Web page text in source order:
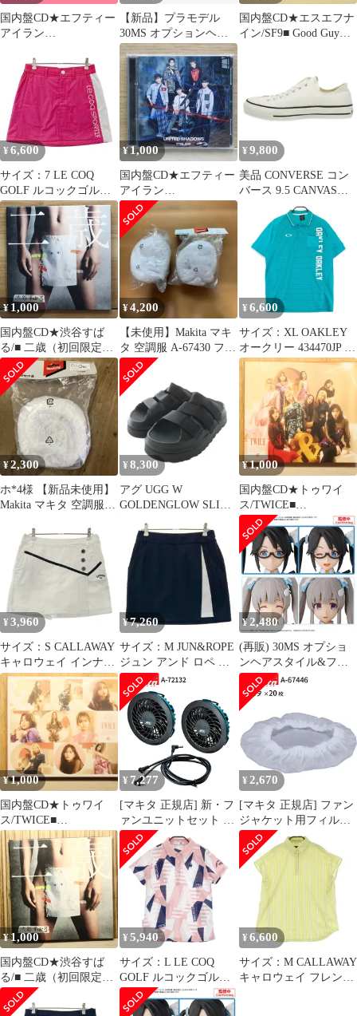
国内盤CD★エフティー
アイラン
UNITED SHADOWS(初
回限定盤B)
【WPZL31276/49436742
57430】J22857
【新品】プラモデル
30MS オプションヘア
スタイル＆フェイスパ
ーツセット(三峰結華/
幽谷霧子) 「アイドル
マスター シャイニーカ
ラーズ」 30 MINUTES
SISTERS [5067430]
国内盤CD★エスエフナ
イン/SF9■ Good Guy
09474】T51391
¥ 6,600
サイズ：7 LE COQ
GOLF ルコックゴルフ
中綿スカート ロゴプリ
ント ピンク系
[240101674306] ゴルフ
ウェア レディース スト
スト
¥1,000
国内盤CD★エフティー
アイラン
ド/FTISLAND■
UNITED SHADOWS(初
回限定盤B)
【WPZL31276/49436742
57430】L02476
¥ 9,800
美品 CONVERSE コン
バース 9.5 CANVAS
ALL STAR J OX
32167430 キャンバス オ
ールスター オックスフ
ォード 28cm 日本製
WHITE 18002331
¥ 1,000
国内盤CD★渋谷すば
る/■ 二歳（初回限定
盤）
【WPZL31673/49436743
00365】V51323
¥4,200
【未使用】Makita マキ
タ 空調服 A-67430 フィ
ルタセット ２セット
¥ 6,600
サイズ：XL OAKLEY
オークリー 434470JP 半
袖ポロシャツ ロゴ刺繍
ボーダー柄 グリーン系
[240101674304] ゴルフ
ウェア メンズ ストスト
¥2,300
ホ*4様 【新品未使用】
Makita マキタ 空調服
¥ 8,300
アグ UGG W
GOLDENGLOW SLIDE
ゴールデングロウ スラ
イド サンダル シューズ
US7 ブラック 1167430
/NQ
¥1,000
国内盤CD★トゥワイ
ス/TWICE■
&TWICE(初回限定盤A)
【WPZL31685/49436743
02000】P50546
¥ 3,960
サイズ：S CALLAWAY
キャロウェイ インナー
付 ストレッチスカート
ホワイト系
[240101674300] ゴルフ
ウェア レディース スト
スト
¥7,260
サイズ：M JUN&ROPE
ジュン アンド ロペ ス
カート ワッペン ネイビ
ー系 [240101674303] ゴ
ルフウェア レディース
ストスト
¥2,480
(再販) 30MS オプショ
ンヘアスタイル&フェ
イスパーツセット(三峰
結華/幽谷霧子)(みつみ
ねゆいか ゆうこくきり
こ) アイドルマスター
シャイニーカラーズ 30
MINUTES SISTERS プ
ラモデル用アクセサリ
(5067430) バンダイスピ
リッツ
¥1,000
国内盤CD★トゥワイ
ス/TWICE■
&TWICE(初回限定盤B)
【WPZL31689/49436743
02031】P52834
¥ 7,277
[マキタ 正規店] 新・フ
ァンユニットセット A-
72132 makita 空調 服 空
調ウェア ファン アウト
ドア キャンプ 園芸 ガ
ーデニング 暑さ 対策
空調 ウェア
¥ 2,670
[マキタ 正規店] ファン
ジャケット用フィルタ
A-67446 makita ファン
フィルター 20枚 空調服
空調ベスト 専用 粉塵
ホコリ 埃 対策
¥1,000
国内盤CD★渋谷すば
る/■ 二歳（初回限定
盤）
【WPZL31673/49436743
¥ 5,940
サイズ：L LE COQ
GOLF ルコックゴルフ
半袖ポロシャツ ロゴ刺
繍 ロゴ 総柄 ピンク系
¥ 6,600
サイズ：M CALLAWAY
キャロウェイ フレンチ